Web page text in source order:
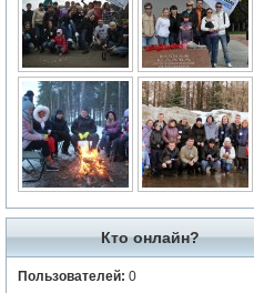
Кто онлайн?
Пользователей: 0